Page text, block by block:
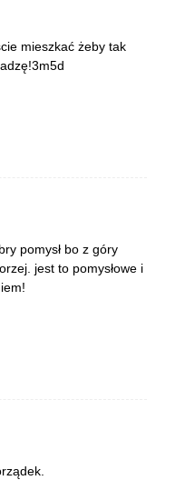
mieszkać żeby tak
pomysł bo z góry
jest to pomysłowe i